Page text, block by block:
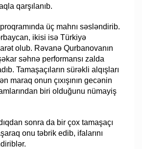
qarşılanıb.
üç mahnı səsləndirib.
ikisi isə Türkiyə
olub. Rəvanə Qurbanovanın
səhnə performansı zalda
Tamaşaçıların sürəkli alqışları
maraq onun çıxışının gecənin
biri olduğunu nümayiş
sonra da bir çox tamaşaçı
onu təbrik edib, ifalarını